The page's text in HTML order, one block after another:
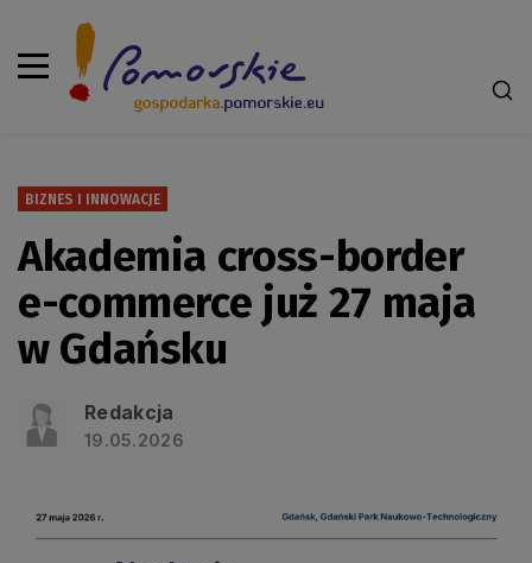
BIZNES I INNOWACJE
Akademia cross-border
e-commerce już 27 maja
w Gdańsku
Redakcja
19.05.2026